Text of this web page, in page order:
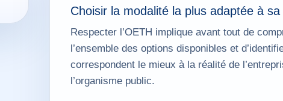
Choisir la modalité la plus adaptée à sa
Respecter l’OETH implique avant tout de
l’ensemble des options disponibles et
correspondent le mieux à la réalité de
l’organisme public.